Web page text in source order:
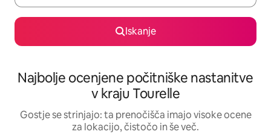
Iskanje
Najbolje ocenjene počitniške nastanitve
v kraju Tourelle
Gostje se strinjajo: ta prenočišča imajo visoke ocene
za lokacijo, čistočo in še več.